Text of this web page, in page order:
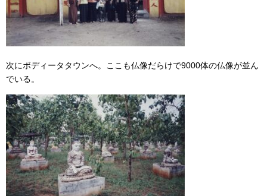
次にボディータタウンへ。ここも仏像だらけで9000体の仏像が並ん
でいる。